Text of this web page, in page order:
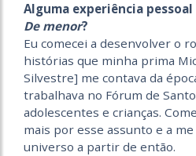
Alguma experiência
De menor?
Eu comecei a desenvolver o
histórias que minha prima
Silvestre] me contava da
trabalhava no Fórum de
adolescentes e crianças.
mais por esse assunto e a
universo a partir de então.